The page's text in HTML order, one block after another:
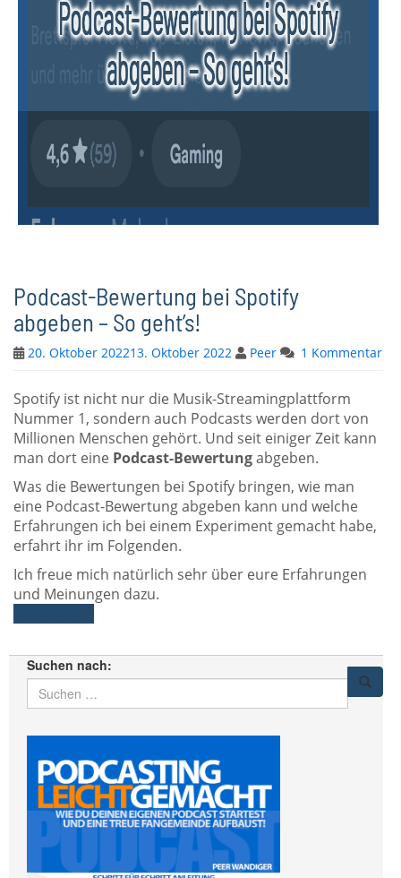
Podcast-Bewertung bei Spotify
abgeben – So geht’s!
20. Oktober 202213. Oktober 2022 Peer 1 Kommentar
Spotify ist nicht nur die Musik-Streamingplattform
Nummer 1, sondern auch Podcasts werden dort von
Millionen Menschen gehört. Und seit einiger Zeit kann
man dort eine Podcast-Bewertungabgeben.
Was die Bewertungen bei Spotify bringen, wie man
eine Podcast-Bewertung abgeben kann und welche
Erfahrungen ich bei einem Experiment gemacht habe,
erfahrt ihr im Folgenden.
Ich freue mich natürlich sehr über eure Erfahrungen
und Meinungen dazu.
Suchen nach: